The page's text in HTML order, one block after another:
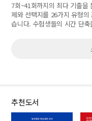
7회~41회까지의 최다 기출을
제와 선택지를 26가지 유형
습니다. 수험생들의 시간 단
추천도서